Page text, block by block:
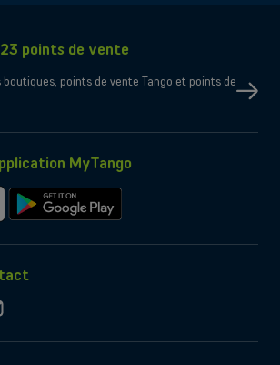
Compatible Nano-SIM et e-SIM
Non
Oui
boîte
points de vente
points de vente Tango et points de
MyTango
sur
Play
mail